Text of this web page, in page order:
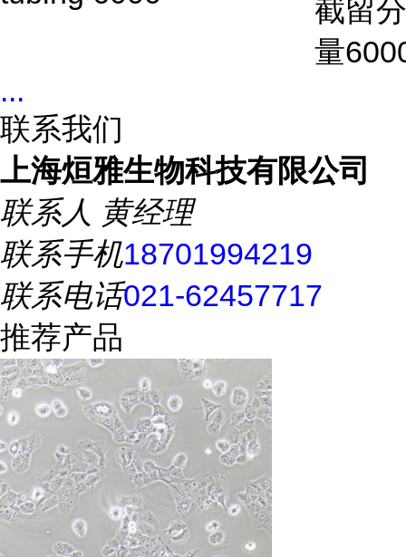
截留
量
...
联系我们
上海烜雅生物科技有限公司
联系人 黄经理
联系手机18701994219
联系电话021-62457717
推荐产品